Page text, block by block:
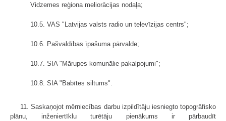
Vidzemes reģiona meliorācijas nodaļa;
10.5. VAS "Latvijas valsts radio un televīzijas centrs";
10.6. Pašvaldības īpašuma pārvalde;
10.7. SIA "Mārupes komunālie pakalpojumi";
10.8. SIA "Babītes siltums".
11. Saskaņojot mērniecības darbu izpildītāju iesniegto topogrāfisko
plānu, inženiertīklu turētāju pienākums ir pārbaudīt